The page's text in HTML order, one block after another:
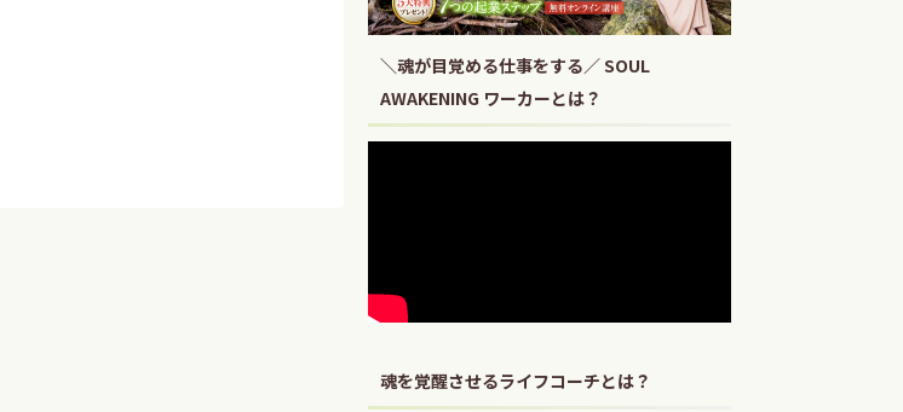
＼魂が目覚める仕事をする／ SOUL
AWAKENING ワーカーとは？
魂を覚醒させるライフコーチとは？